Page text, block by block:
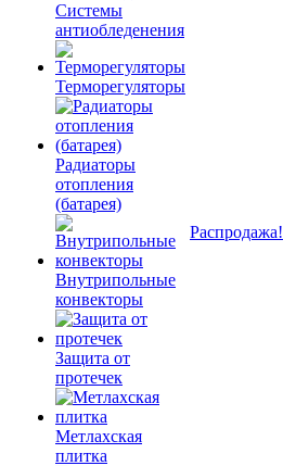
Системы
антиобледенения
Терморегуляторы
Радиаторы
отопления
(батарея)
Внутрипольные
конвекторы
Защита от
протечек
Метлахская
плитка
Распродажа!